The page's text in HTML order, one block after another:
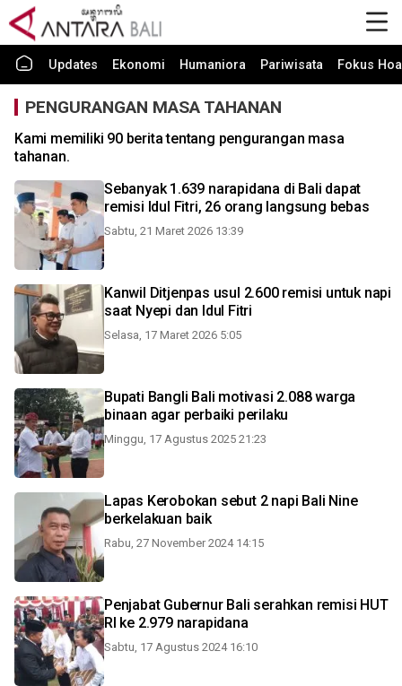
Updates Ekonomi Humaniora Pariwisata Fokus
PENGURANGAN MASA TAHANAN
Kami memiliki 90 berita tentang pengurangan masa
tahanan.
Sebanyak 1.639 narapidana di Bali dapat
remisi Idul Fitri, 26 orang langsung bebas
Sabtu, 21 Maret 2026 13:39
Kanwil Ditjenpas usul 2.600 remisi untuk napi
saat Nyepi dan Idul Fitri
Selasa, 17 Maret 2026 5:05
Bupati Bangli Bali motivasi 2.088 warga
binaan agar perbaiki perilaku
Minggu, 17 Agustus 2025 21:23
Lapas Kerobokan sebut 2 napi Bali Nine
berkelakuan baik
Rabu, 27 November 2024 14:15
Penjabat Gubernur Bali serahkan remisi HUT
RI ke 2.979 narapidana
Sabtu, 17 Agustus 2024 16:10